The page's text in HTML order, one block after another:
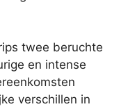
twee beruchte
en intense
verschillen in